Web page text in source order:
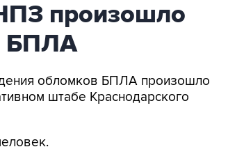
произошло
БПЛА
обломков БПЛА произошло
штабе Краснодарского